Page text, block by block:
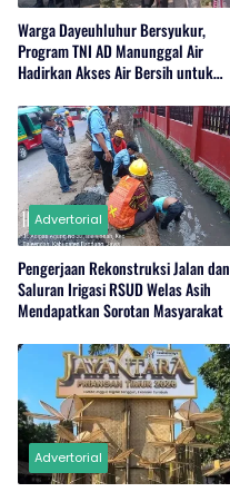
Warga Dayeuhluhur Bersyukur,
Program TNI AD Manunggal Air
Hadirkan Akses Air Bersih untuk
Advertorial
Pengerjaan Rekonstruksi Jalan dan
Saluran Irigasi RSUD Welas Asih
Mendapatkan Sorotan Masyarakat
Advertorial